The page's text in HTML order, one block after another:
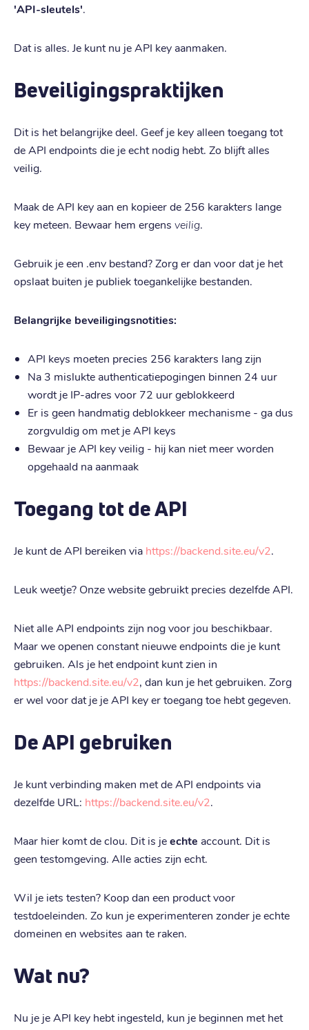
'API-sleutels'.
Dat is alles. Je kunt nu je API key aanmaken.
Beveiligingspraktijken
Dit is het belangrijke deel. Geef je key alleen toegang tot
de API endpoints die je echt nodig hebt. Zo blijft alles
veilig.
Maak de API key aan en kopieer de 256 karakters lange
key meteen. Bewaar hem ergens veilig.
Gebruik je een .env bestand? Zorg er dan voor dat je het
opslaat buiten je publiek toegankelijke bestanden.
Belangrijke beveiligingsnotities:
API keys moeten precies 256 karakters lang zijn
Na 3 mislukte authenticatiepogingen binnen 24 uur
wordt je IP-adres voor 72 uur geblokkeerd
Er is geen handmatig deblokkeer mechanisme - ga dus
zorgvuldig om met je API keys
Bewaar je API key veilig - hij kan niet meer worden
opgehaald na aanmaak
Toegang tot de API
Je kunt de API bereiken via https://backend.site.eu/v2.
Leuk weetje? Onze website gebruikt precies dezelfde API.
Niet alle API endpoints zijn nog voor jou beschikbaar.
Maar we openen constant nieuwe endpoints die je kunt
gebruiken. Als je het endpoint kunt zien in
https://backend.site.eu/v2, dan kun je het gebruiken. Zorg
er wel voor dat je je API key er toegang toe hebt gegeven.
De API gebruiken
Je kunt verbinding maken met de API endpoints via
dezelfde URL: https://backend.site.eu/v2.
Maar hier komt de clou. Dit is jeechte account. Dit is
geen testomgeving. Alle acties zijn echt.
Wil je iets testen? Koop dan een product voor
testdoeleinden. Zo kun je experimenteren zonder je echte
domeinen en websites aan te raken.
Wat nu?
Nu je je API key hebt ingesteld, kun je beginnen met het